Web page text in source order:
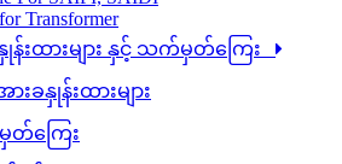
Transformer
န်းထားများ နှင့် သက်မှတ်ကြေး
းခနှုန်းထားများ
ကြေး